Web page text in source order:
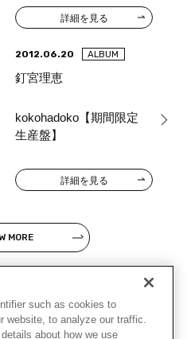
詳細を見る
2012.06.20 ALBUM
釘宮理恵
kokohadoko【期間限定
生産盤】
詳細を見る
MORE
JP
such as cookies to
website, to analyze our traffic.
about how we use